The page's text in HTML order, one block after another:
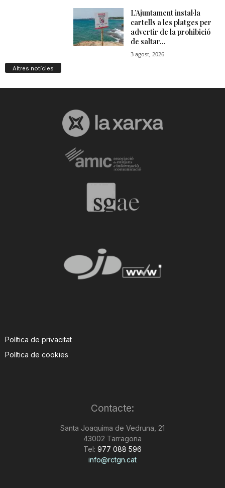
Altres notícies
Política de privacitat
Política de cookies
Contacte:
Santa Joaquima de Vedruna, 21
43002 Tarragona
Tel: 977 088 596
info@rctgn.cat